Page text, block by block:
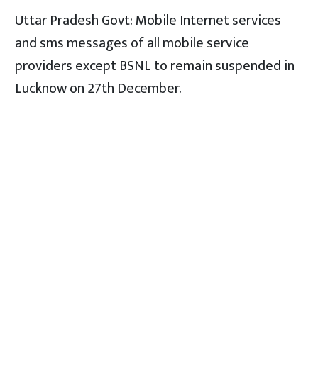
Uttar Pradesh Govt: Mobile Internet services
and sms messages of all mobile service
providers except BSNL to remain suspended in
Lucknow on 27th December.